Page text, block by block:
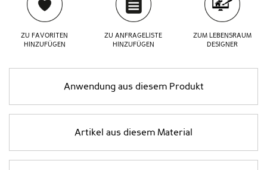
ZU FAVORITEN
HINZUFÜGEN
ZU ANFRAGELISTE
HINZUFÜGEN
ZUM LEBENSRAUM
DESIGNER
Anwendung aus diesem Produkt
Artikel aus diesem Material